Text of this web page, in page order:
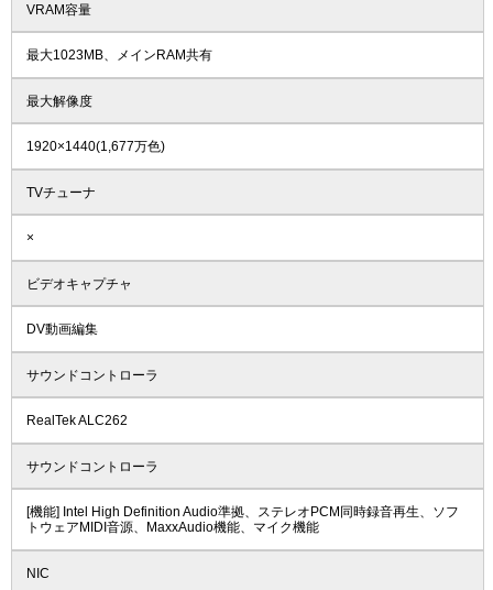
VRAM容量
最大1023MB、メインRAM共有
最大解像度
1920×1440(1,677万色)
TVチューナ
×
ビデオキャプチャ
DV動画編集
サウンドコントローラ
RealTek ALC262
サウンドコントローラ
[機能] Intel High Definition Audio準拠、ステレオPCM同時録音再生、ソフ
トウェアMIDI音源、MaxxAudio機能、マイク機能
NIC